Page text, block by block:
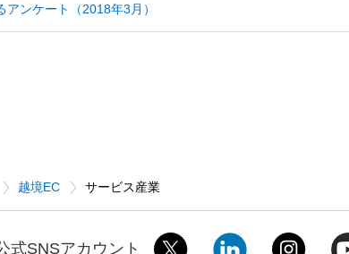
ンケート（2018年3月）
越境EC サービス産業
式SNSアカウント